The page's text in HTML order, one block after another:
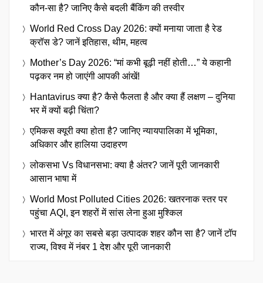
कौन-सा है? जानिए कैसे बदली बैंकिंग की तस्वीर
World Red Cross Day 2026: क्यों मनाया जाता है रेड
क्रॉस डे? जानें इतिहास, थीम, महत्व
Mother’s Day 2026: “मां कभी बूढ़ी नहीं होती…” ये कहानी
पढ़कर नम हो जाएंगी आपकी आंखें!
Hantavirus क्या है? कैसे फैलता है और क्या हैं लक्षण – दुनिया
भर में क्यों बढ़ी चिंता?
एमिकस क्यूरी क्या होता है? जानिए न्यायपालिका में भूमिका,
अधिकार और हालिया उदाहरण
लोकसभा Vs विधानसभा: क्या है अंतर? जानें पूरी जानकारी
आसान भाषा में
World Most Polluted Cities 2026: खतरनाक स्तर पर
पहुंचा AQI, इन शहरों में सांस लेना हुआ मुश्किल
भारत में अंगूर का सबसे बड़ा उत्पादक शहर कौन सा है? जानें टॉप
राज्य, विश्व में नंबर 1 देश और पूरी जानकारी